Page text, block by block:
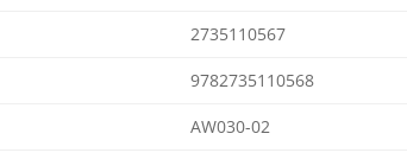
2735110567
9782735110568
AW030-02